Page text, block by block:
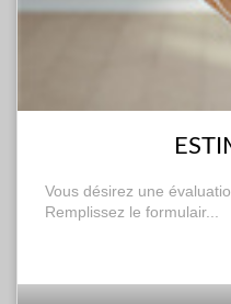
Vous désirez une
Remplissez le formulair...